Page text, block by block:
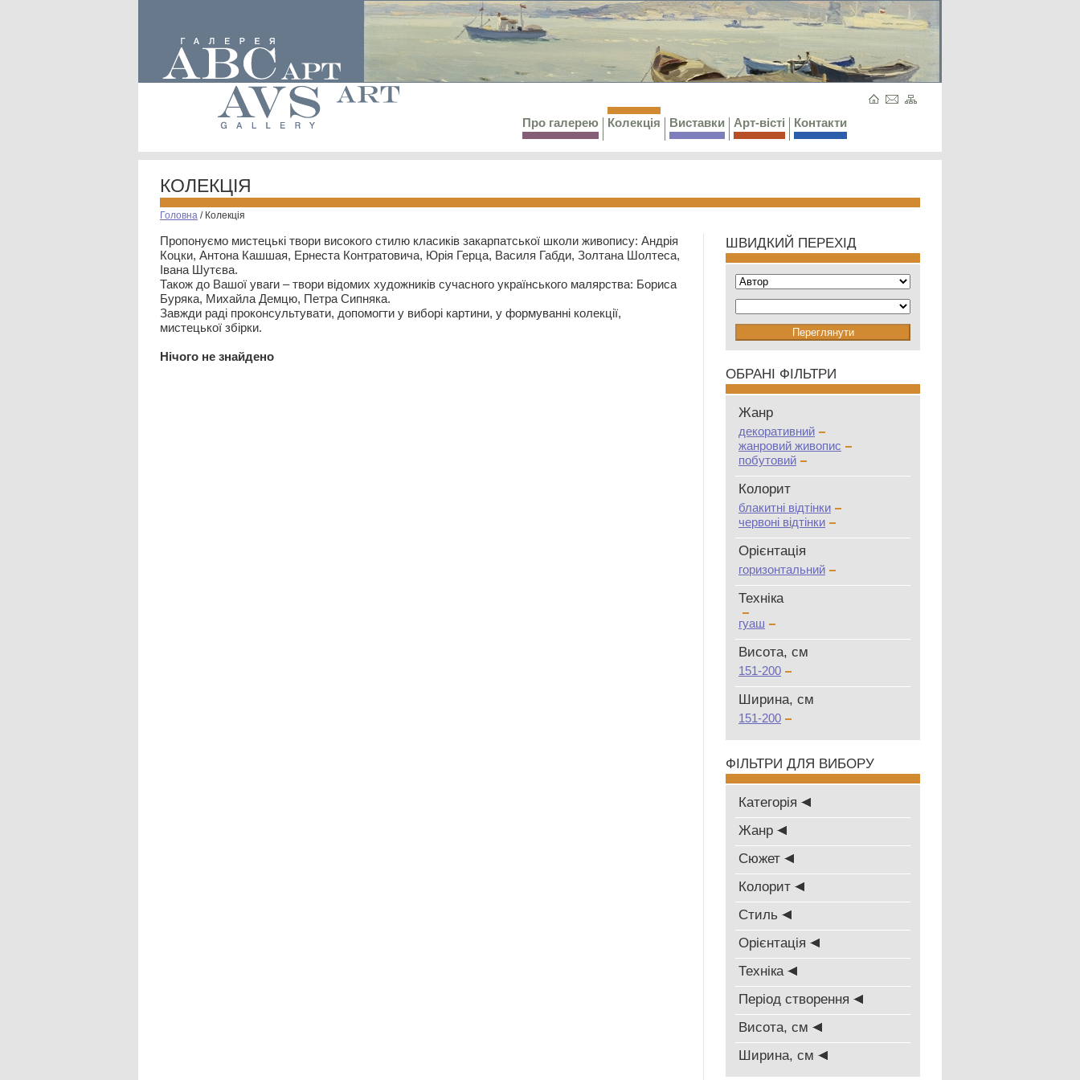
Про галерею Колекція Виставки Арт-вісті Контакти
КОЛЕКЦІЯ
Головна / Колекція
Пропонуємо мистецькі твори високого стилю класиків закарпатської школи живопису: Андрія
Коцки, Антона Кашшая, Ернеста Контратовича, Юрія Герца, Василя Габди, Золтана Шолтеса,
Івана Шутєва.
Також до Вашої уваги – твори відомих художників сучасного українського малярства: Бориса
Буряка, Михайла Демцю, Петра Сипняка.
Завжди раді проконсультувати, допомогти у виборі картини, у формуванні колекції,
мистецької збірки.
Нiчого не знайдено
ШВИДКИЙ ПЕРЕХІД
ОБРАНІ ФІЛЬТРИ
Жанр
декоративний
жанровий живопис
побутовий
Колорит
блакитні відтінки
червоні відтінки
Oрієнтація
горизонтальний
Техніка
гуаш
Висота, см
151-200
Ширина, см
151-200
ФІЛЬТРИ ДЛЯ ВИБОРУ
Категорія
Жанр
Сюжет
Колорит
Стиль
Oрієнтація
Техніка
Період створення
Висота, см
Ширина, см